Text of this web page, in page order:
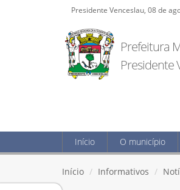
Presidente Venceslau, 08 de
Prefeitura
Presidente
Início O município
Início Informativos